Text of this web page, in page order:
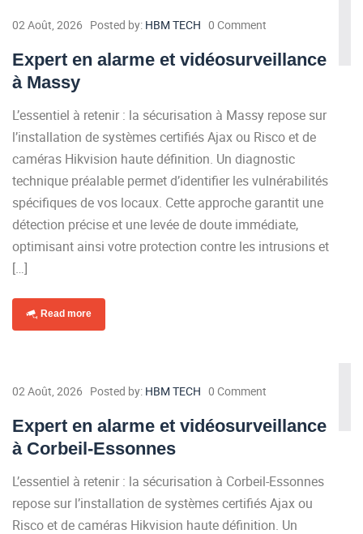
02 Août, 2026 Posted by: HBM TECH 0 Comment
Expert en alarme et vidéosurveillance
à Massy
L’essentiel à retenir : la sécurisation à Massy repose sur
l’installation de systèmes certifiés Ajax ou Risco et de
caméras Hikvision haute définition. Un diagnostic
technique préalable permet d’identifier les vulnérabilités
spécifiques de vos locaux. Cette approche garantit une
détection précise et une levée de doute immédiate,
optimisant ainsi votre protection contre les intrusions et
[…]
Read more
02 Août, 2026 Posted by: HBM TECH 0 Comment
Expert en alarme et vidéosurveillance
à Corbeil-Essonnes
L’essentiel à retenir : la sécurisation à Corbeil-Essonnes
repose sur l’installation de systèmes certifiés Ajax ou
Risco et de caméras Hikvision haute définition. Un